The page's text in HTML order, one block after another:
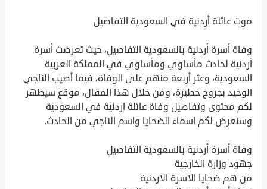
موت عائلة أردنية في السعودية التفاصيل
وفاة أسرة أردنية بالسعودية التفاصيل، حيث تعرضت أسرة
أردنية لحادث مأساوي ومأساوي في المملكة العربية
السعودية، وعثر أربعة منهم على الوفاة، فيما أصيب الناجي
الوحيد بجروح خطيرة، ومن خلال هذا المقال، موقع سيظهر
لكم محتوى وتفاصيل وفاة عائلة اردنية في السعودية
وسنعرض لكم اسماء الضحايا واسم الناجي من الحادث.
وفاة أسرة أردنية بالسعودية التفاصيل
جهود وزارة الخارجية
من هم ضحايا الاسرة الاردنية